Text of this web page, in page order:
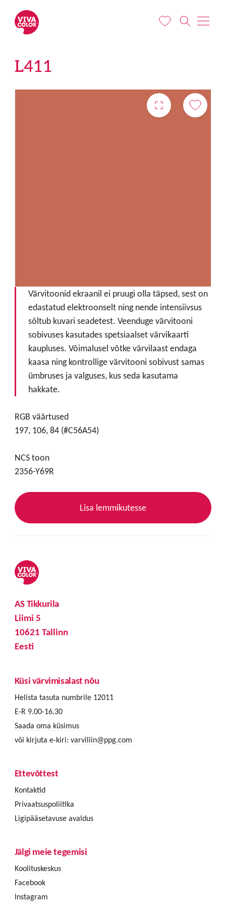
L411
Värvitoonid ekraanil ei pruugi olla täpsed, sest on
edastatud elektroonselt ning nende intensiivsus
sõltub kuvari seadetest. Veenduge värvitooni
sobivuses kasutades spetsiaalset värvikaarti
kaupluses. Võimalusel võtke värvilaast endaga
kaasa ning kontrollige värvitooni sobivust samas
ümbruses ja valguses, kus seda kasutama
hakkate.
RGB väärtused
197, 106, 84 (#C56A54)
NCS toon
2356-Y69R
Lisa lemmikutesse
AS Tikkurila
Liimi 5
10621 Tallinn
Eesti
Küsi värvimisalast nõu
Helista tasuta numbrile 12011
E-R 9.00-16.30
Saada oma küsimus
või kirjuta e-kiri: varviliin@ppg.com
Ettevõttest
Kontaktid
Privaatsuspoliitika
Ligipääsetavuse avaldus
Jälgi meie tegemisi
Koolituskeskus
Facebook
Instagram